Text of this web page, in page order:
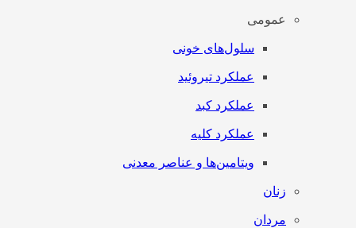
عمومی
سلول‌های خونی
عملکرد تیروئید
عملکرد کبد
عملکرد کلیه
ویتامین‌ها و عناصر معدنی
زنان
مردان